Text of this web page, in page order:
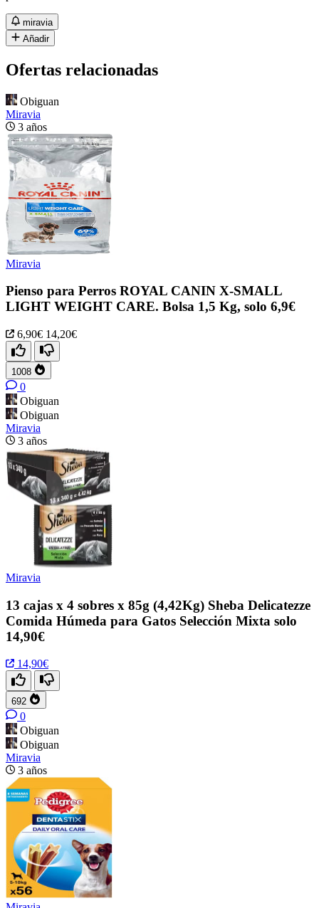
miravia
Añadir
Ofertas relacionadas
Obiguan
Miravia
3 años
Miravia
Pienso para Perros ROYAL CANIN X-SMALL
LIGHT WEIGHT CARE. Bolsa 1,5 Kg, solo 6,9€
6,90€ 14,20€
1008
0
Obiguan
Obiguan
Miravia
3 años
Miravia
13 cajas x 4 sobres x 85g (4,42Kg) Sheba Delicatezze
Comida Húmeda para Gatos Selección Mixta solo
14,90€
14,90€
692
0
Obiguan
Obiguan
Miravia
3 años